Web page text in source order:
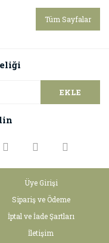
Tüm Sayfalar
EKLE
Üye Girişi
Sipariş ve Ödeme
İptal ve İade Şartları
İletişim